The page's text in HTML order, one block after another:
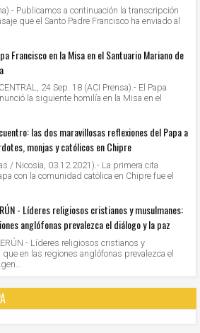
Publicamos a continuación la transcripción
que el Santo Padre Francisco ha enviado al
Francisco en la Misa en el Santuario Mariano de
24 Sep. 18 (ACI Prensa).- El Papa
la siguiente homilía en la Misa en el
las dos maravillosas reflexiones del Papa a
monjas y católicos en Chipre
/ Nicosia, 03.12.2021).- La primera cita
con la comunidad católica en Chipre fue el
- Líderes religiosos cristianos y musulmanes:
anglófonas prevalezca el diálogo y la paz
- Líderes religiosos cristianos y
en las regiones anglófonas prevalezca el